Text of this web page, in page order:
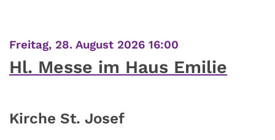
Freitag, 28. August 2026 16:00
Hl. Messe im Haus Emilie
Kirche St. Josef